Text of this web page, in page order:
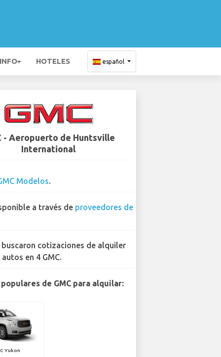
HOTELES español
- Aeropuerto de Huntsville
International
Modelos.
a través de proveedores de
buscaron cotizaciones de alquiler
autos en 4 GMC.
de GMC para alquilar:
Yukon